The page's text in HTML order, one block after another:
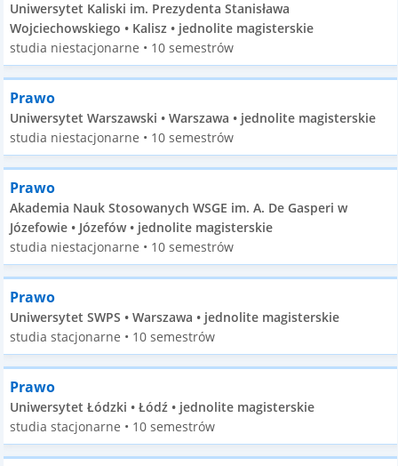
Uniwersytet Kaliski im. Prezydenta Stanisława
Wojciechowskiego • Kalisz • jednolite magisterskie
studia niestacjonarne • 10 semestrów
Prawo
Uniwersytet Warszawski • Warszawa • jednolite magisterskie
studia niestacjonarne • 10 semestrów
Prawo
Akademia Nauk Stosowanych WSGE im. A. De Gasperi w
Józefowie • Józefów • jednolite magisterskie
studia niestacjonarne • 10 semestrów
Prawo
Uniwersytet SWPS • Warszawa • jednolite magisterskie
studia stacjonarne • 10 semestrów
Prawo
Uniwersytet Łódzki • Łódź • jednolite magisterskie
studia stacjonarne • 10 semestrów